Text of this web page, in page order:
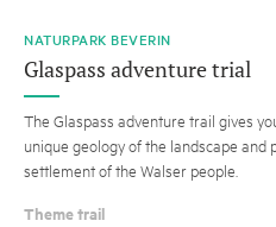
NATURPARK BEVERIN
Glaspass adventure trial
The Glaspass adventure trail gives
unique geology of the landscape
settlement of the Walser people.
Theme trail